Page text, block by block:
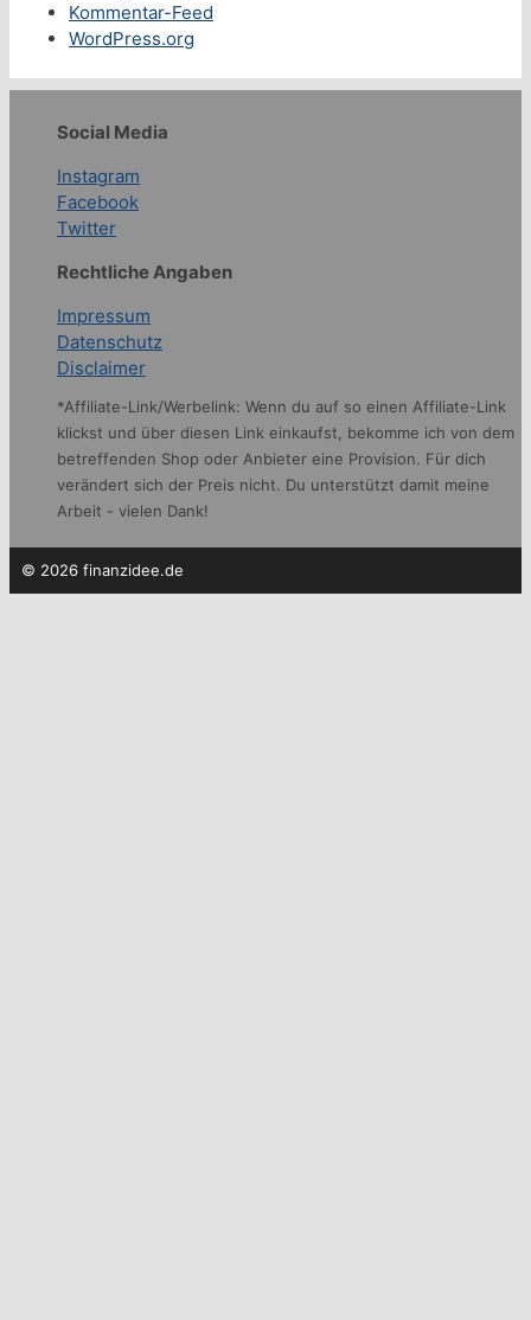
Kommentar-Feed
WordPress.org
Social Media
Instagram
Facebook
Twitter
Rechtliche Angaben
Impressum
Datenschutz
Disclaimer
*Affiliate-Link/Werbelink: Wenn du auf so einen Affiliate-Link
klickst und über diesen Link einkaufst, bekomme ich von dem
betreffenden Shop oder Anbieter eine Provision. Für dich
verändert sich der Preis nicht. Du unterstützt damit meine
Arbeit - vielen Dank!
© 2026 finanzidee.de